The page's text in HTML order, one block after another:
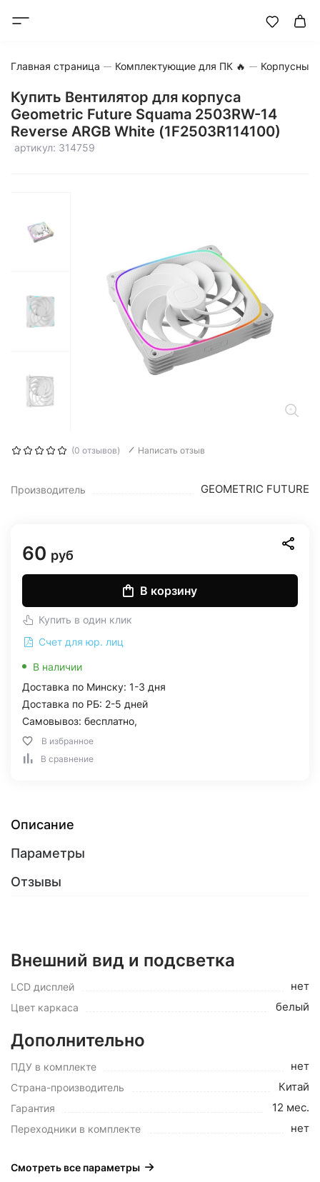
Главная страница Комплектующие для ПК 🔥 Корпусные
Купить Вентилятор для корпуса
Geometric Future Squama 2503RW-14
Reverse ARGB White (1F2503R114100)
артикул: 314759
(0 отзывов) Написать отзыв
Производитель GEOMETRIC FUTURE
60 руб
В корзину
Купить в один клик
Счет для юр. лиц
В наличии
Доставка по Минску: 1-3 дня
Доставка по РБ: 2-5 дней
Самовывоз: бесплатно,
В избранное
В сравнение
Описание
Параметры
Отзывы
Внешний вид и подсветка
LCD дисплей нет
Цвет каркаса белый
Дополнительно
ПДУ в комплекте нет
Страна-производитель Китай
Гарантия 12 мес.
Переходники в комплекте нет
Смотреть все параметры